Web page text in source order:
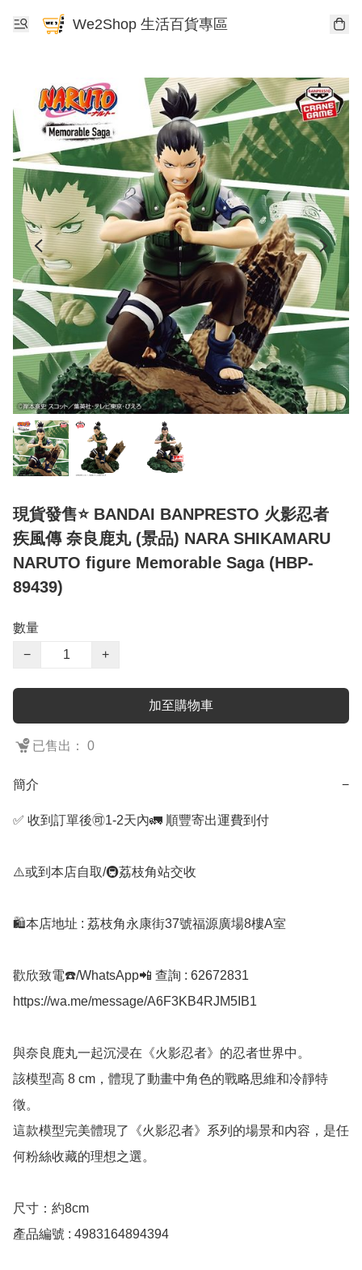
We2Shop 生活百貨專區
現貨發售⭐ BANDAI BANPRESTO 火影忍者
疾風傳 奈良鹿丸 (景品) NARA SHIKAMARU
NARUTO figure Memorable Saga (HBP-
89439)
數量
−
+
加至購物車
已售出： 0
簡介 −
✅ 收到訂單後🉑1-2天內🚛 順豐寄出運費到付
⚠️或到本店自取/🚇荔枝角站交收
🛍️本店地址 : 荔枝角永康街37號福源廣場8樓A室
歡欣致電☎️/WhatsApp📲 查詢 : 62672831
https://wa.me/message/A6F3KB4RJM5IB1
與奈良鹿丸一起沉浸在《火影忍者》的忍者世界中。
該模型高 8 cm，體現了動畫中角色的戰略思維和冷靜特
徵。
這款模型完美體現了《火影忍者》系列的場景和内容，是任
何粉絲收藏的理想之選。
尺寸：約8cm
產品編號 : 4983164894394